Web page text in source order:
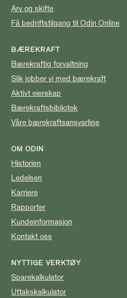
Arv og skifte
Få bedriftstilgang til Odin Online
BÆREKRAFT
Bærekraftig forvaltning
Slik jobber vi med bærekraft
Aktivt eierskap
Bærekraftsbibliotek
Våre bærekraftsansvarlige
OM ODIN
Historien
Ledelsen
Karriere
Rapporter
Kundeinformasjon
Kontakt oss
NYTTIGE VERKTØY
Sparekalkulator
Uttakskalkulator